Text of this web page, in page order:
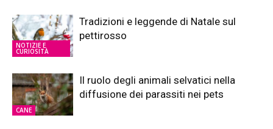
NOTIZIE E
CURIOSITÀ
Tradizioni e leggende di Natale sul
pettirosso
CANE
Il ruolo degli animali selvatici nella
diffusione dei parassiti nei pets